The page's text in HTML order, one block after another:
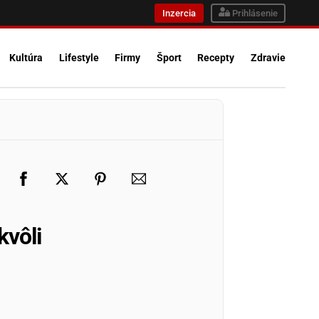
Inzercia Prihlásenie
Kultúra Lifestyle Firmy Šport Recepty Zdravie